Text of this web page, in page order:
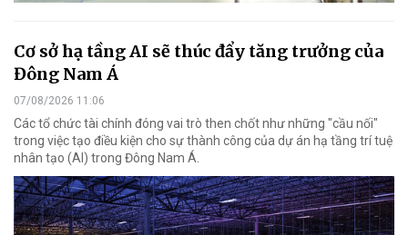
Cơ sở hạ tầng AI sẽ thúc đẩy tăng trưởng của
Đông Nam Á
07/08/2026 11:06
Các tổ chức tài chính đóng vai trò then chốt như những "cầu nối"
trong việc tạo điều kiện cho sự thành công của dự án hạ tầng trí tuệ
nhân tạo (AI) trong Đông Nam Á.